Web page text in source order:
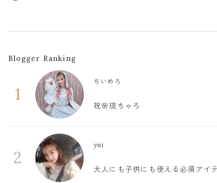
Blogger Ranking
1
ちいめろ
祝🌸琉ちゃろ
2
yui
大人にも子供にも使える必須アイ